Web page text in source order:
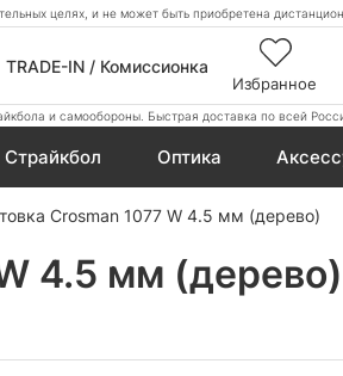
целях, и не может быть приобретена
TRADE-IN / Комиссионка
Избранное
и самообороны. Быстрая доставка по всей
Страйкбол Оптика
Crosman 1077 W 4.5 мм (дерево)
4.5 мм (дерево)